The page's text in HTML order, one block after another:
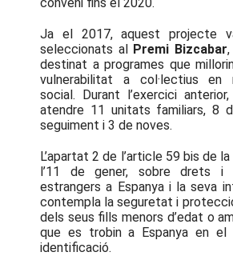
Ja el 2017, aquest projecte
seleccionats al Premi Bizcabar
destinat a programes que
vulnerabilitat a col·lectius en
social. Durant l’exercici
atendre 11 unitats familiars, 8
seguiment i 3 de noves.
L’apartat 2 de l’article 59 bis de
l’11 de gener, sobre drets i
estrangers a Espanya i la seva
contempla la seguretat i
dels seus fills menors d’edat o
que es trobin a Espanya en el
identificació.